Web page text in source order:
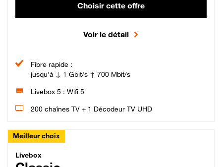
Choisir cette offre
Voir le détail
Fibre rapide :
jusqu'à ↓ 1 Gbit/s ↑ 700 Mbit/s
Livebox 5 : Wifi 5
200 chaînes TV + 1 Décodeur TV UHD
Meilleur choix
Livebox Classic Fibre
Livebox